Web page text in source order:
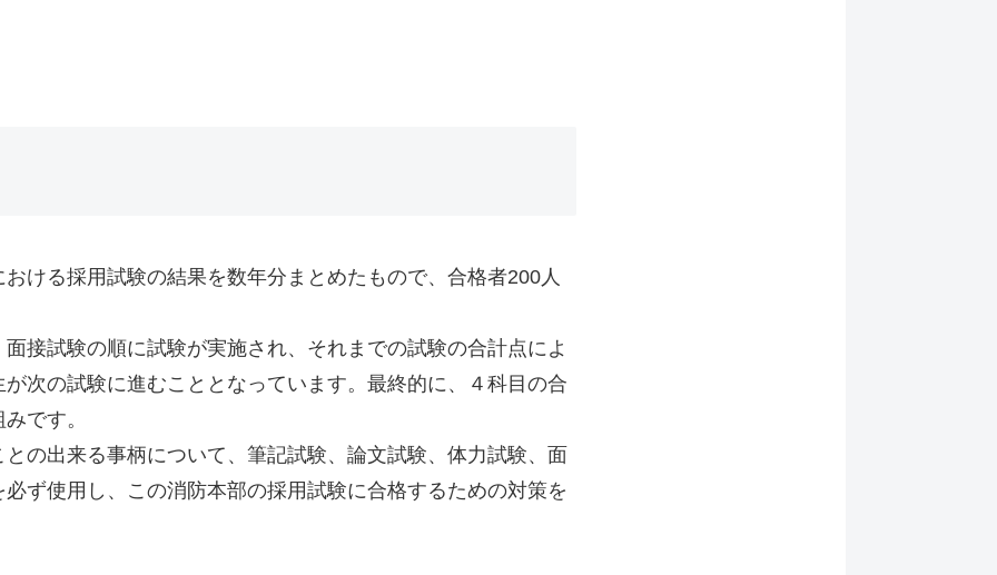
ける採用試験の結果を数年分まとめたもので、合格者200人
接試験の順に試験が実施され、それまでの試験の合計点によ
次の試験に進むこととなっています。最終的に、４科目の合
です。
の出来る事柄について、筆記試験、論文試験、体力試験、面
ず使用し、この消防本部の採用試験に合格するための対策を